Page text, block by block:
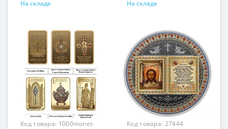
На складе На складе
Код товара: 1000monet-
Код товара: 27444